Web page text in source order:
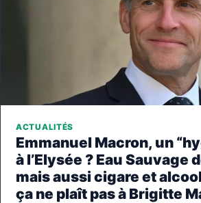
ACTUALITÉS
Emmanuel Macron, un
à l’Elysée ? Eau Sauvage
mais aussi cigare et
ça ne plaît pas à Brigitte